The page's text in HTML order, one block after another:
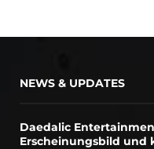
NEWS & UPDATES
Daedalic
Erscheinungsbild und